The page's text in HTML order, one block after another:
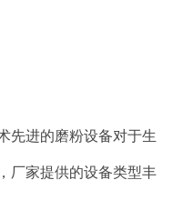
先进的磨粉设备对于生
厂家提供的设备类型丰